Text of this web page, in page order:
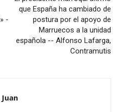
-
que España ha cambiado de
postura por el apoyo de
Marruecos a la unidad
española -- Alfonso Lafarga,
Contramutis
Juan